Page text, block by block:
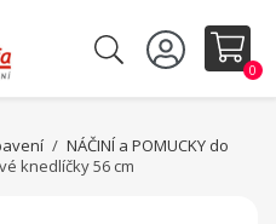
0
NÁČINÍ a POMUCKY do
knedlíčky 56 cm